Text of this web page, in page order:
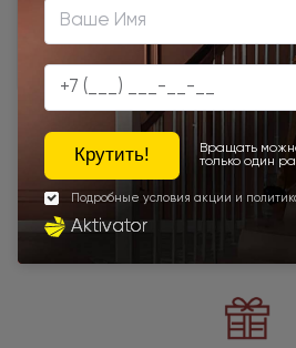
800x2000
900x2200
1000x2100 700x2200
800x2200 900x2300
Наши преимущества